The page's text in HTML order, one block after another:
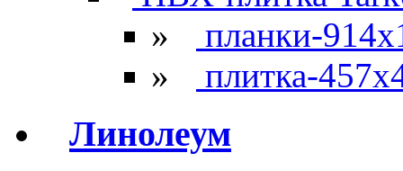
»
планки-
»
плитка-
Линолеум